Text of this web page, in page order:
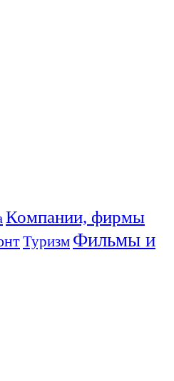
Компании, фирмы
Туризм Фильмы и